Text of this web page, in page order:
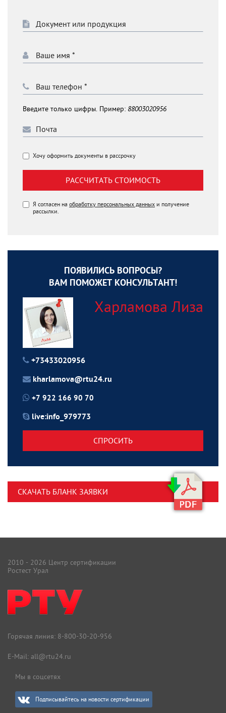
Введите только цифры. Пример: 88003020956
Хочу оформить документы в рассрочку
РАССЧИТАТЬ СТОИМОСТЬ
Я согласен на обработку персональных данных и получение
рассылки.
ПОЯВИЛИСЬ ВОПРОСЫ?
ВАМ ПОМОЖЕТ КОНСУЛЬТАНТ!
Харламова Лиза
+73433020956
kharlamova@rtu24.ru
+7 922 166 90 70
live:info_979773
СПРОСИТЬ
СКАЧАТЬ БЛАНК ЗАЯВКИ
2010 - 2026 Центр сертификации
Ростест Урал
Горячая линия: 8-800-30-20-956
E-Mail: all@rtu24.ru
Мы в соцсетях
Подписывайтесь на новости сертификации